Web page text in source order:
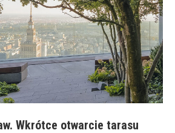
Wkrótce otwarcie tarasu